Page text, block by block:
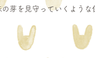
芽を見守っていくよう